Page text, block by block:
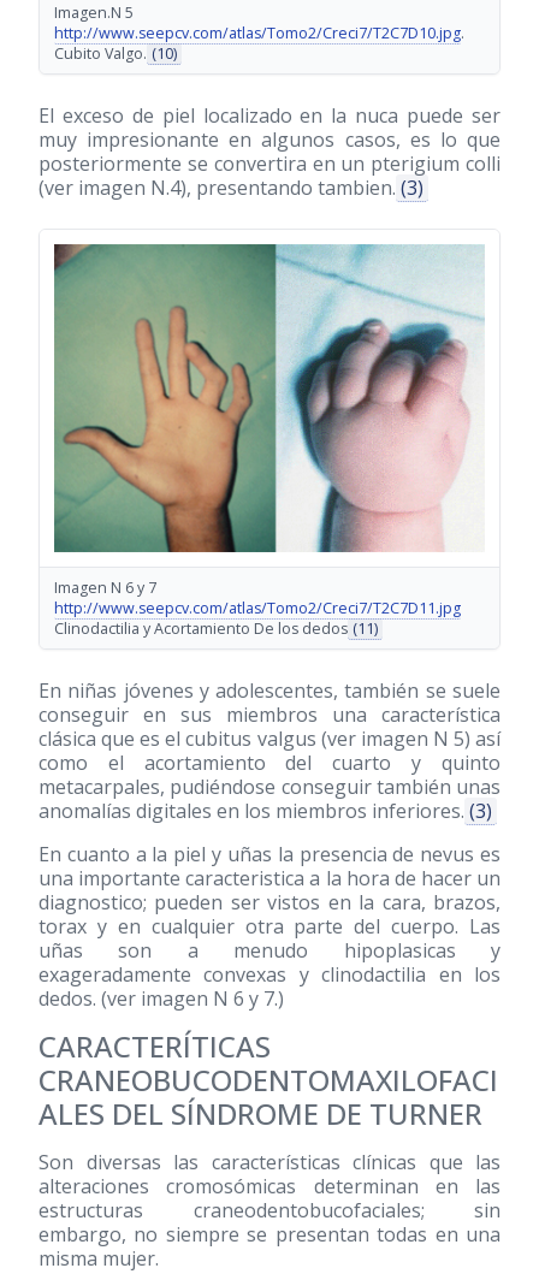
Imagen.N 5
http://www.seepcv.com/atlas/Tomo2/Creci7/T2C7D10.jpg.
Cubito Valgo. (10)
El exceso de piel localizado en la nuca puede ser
muy impresionante en algunos casos, es lo que
posteriormente se convertira en un pterigium colli
(ver imagen N.4), presentando tambien. (3)
Imagen N 6 y 7
http://www.seepcv.com/atlas/Tomo2/Creci7/T2C7D11.jpg
Clinodactilia y Acortamiento De los dedos (11)
En niñas jóvenes y adolescentes, también se suele
conseguir en sus miembros una característica
clásica que es el cubitus valgus (ver imagen N 5) así
como el acortamiento del cuarto y quinto
metacarpales, pudiéndose conseguir también unas
anomalías digitales en los miembros inferiores. (3)
En cuanto a la piel y uñas la presencia de nevus es
una importante caracteristica a la hora de hacer un
diagnostico; pueden ser vistos en la cara, brazos,
torax y en cualquier otra parte del cuerpo. Las
uñas son a menudo hipoplasicas y
exageradamente convexas y clinodactilia en los
dedos. (ver imagen N 6 y 7.)
CARACTERÍTICAS
CRANEOBUCODENTOMAXILOFACI
ALES DEL SÍNDROME DE TURNER
Son diversas las características clínicas que las
alteraciones cromosómicas determinan en las
estructuras craneodentobucofaciales; sin
embargo, no siempre se presentan todas en una
misma mujer.